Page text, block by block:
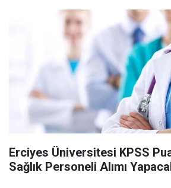
Erciyes Üniversitesi KPSS
Sağlık Personeli Alımı